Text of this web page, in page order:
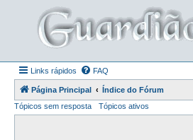
Links rápidos FAQ
Página Principal
Índice do Fórum
Tópicos sem resposta
Tópicos ativos